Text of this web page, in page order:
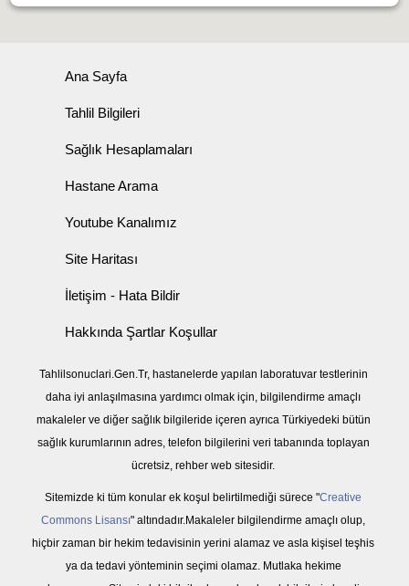
Ana Sayfa
Tahlil Bilgileri
Sağlık Hesaplamaları
Hastane Arama
Youtube Kanalımız
Site Haritası
İletişim - Hata Bildir
Hakkında Şartlar Koşullar
Tahlilsonuclari.Gen.Tr, hastanelerde yapılan laboratuvar testlerinin
daha iyi anlaşılmasına yardımcı olmak için, bilgilendirme amaçlı
makaleler ve diğer sağlık bilgileride içeren ayrıca Türkiyedeki bütün
sağlık kurumlarının adres, telefon bilgilerini veri tabanında toplayan
ücretsiz, rehber web sitesidir.
Sitemizde ki tüm konular ek koşul belirtilmediği sürece "Creative
Commons Lisansı" altındadır.Makaleler bilgilendirme amaçlı olup,
hiçbir zaman bir hekim tedavisinin yerini alamaz ve asla kişisel teşhis
ya da tedavi yönteminin seçimi olamaz. Mutlaka hekime